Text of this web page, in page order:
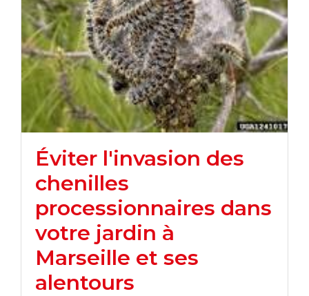
Éviter l'invasion des
chenilles
processionnaires dans
votre jardin à
Marseille et ses
alentours